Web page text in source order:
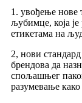
1. увођење нове
љубимце, која је
етикетама на
2, нови стандард
брендова да
спољашњег
разумевање